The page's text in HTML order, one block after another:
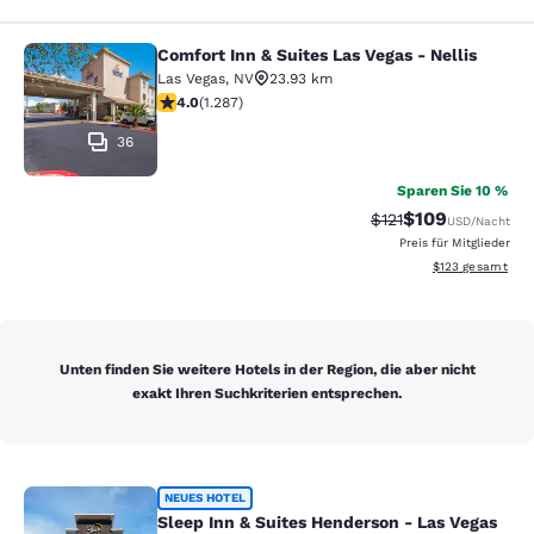
Comfort Inn & Suites Las Vegas -
36
Comfort Inn & Suites Las Vegas - Nellis
Las Vegas, NV
23.93 km
4.03-Sterne-Bewertung. Sehr gut. 1287 Bewertungen
4.0(1.287)
Sparen Sie 10 %
Durchgestrichener
$121Vergünstigter
$109USD/Nacht
Preis für Mitglieder
Geschätzte
$123 gesamt
Unten finden Sie weitere Hotels in der Region, die aber nicht
exakt Ihren Suchkriterien entsprechen.
Sleep Inn & Suites Henderson - Las
NEUES HOTEL
Sleep Inn & Suites Henderson - Las Vegas